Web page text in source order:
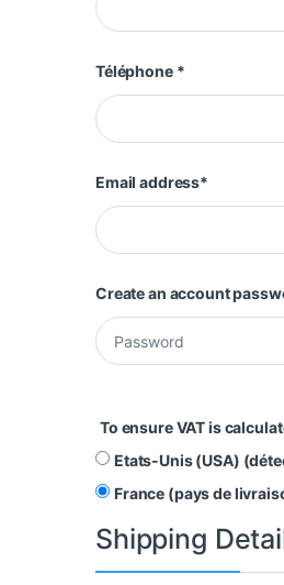
Téléphone *
Email address*
Create an account
To ensure VAT is
Etats-Unis (USA)
France (pays de
Shipping